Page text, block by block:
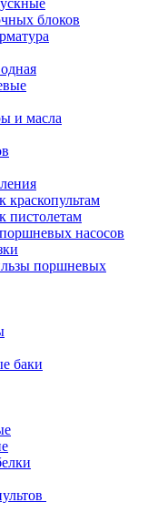
блоков
и масла
краскопультам
пистолетам
насосов
поршневых
баки